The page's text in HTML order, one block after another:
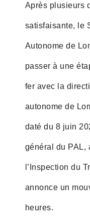
Après plusieurs
satisfaisante, le
Autonome de
passer à une
fer avec la
autonome de
daté du 8 juin
général du PAL,
l’Inspection du
annonce un
heures.